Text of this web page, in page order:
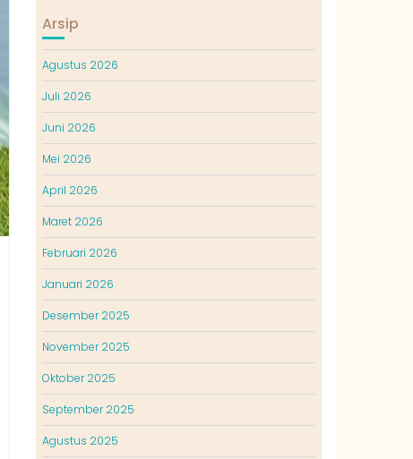
Arsip
Agustus 2026
Juli 2026
Juni 2026
Mei 2026
April 2026
Maret 2026
Februari 2026
Januari 2026
Desember 2025
November 2025
Oktober 2025
September 2025
Agustus 2025